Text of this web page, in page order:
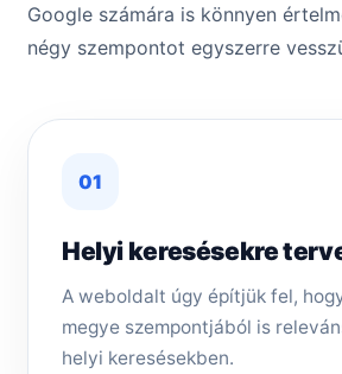
Google számára is könnyen
négy szempontot egyszerre
01
Helyi keresésekre
A weboldalt úgy építjük fel,
megye szempontjából is
helyi keresésekben.